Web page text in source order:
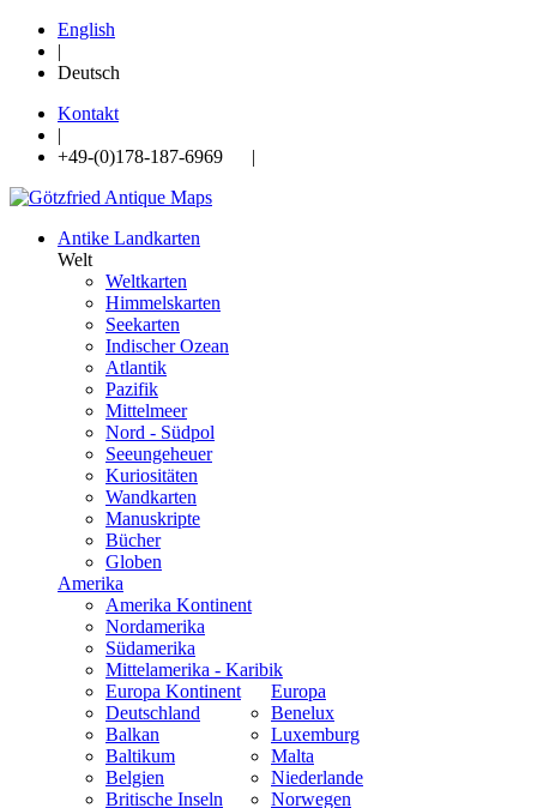
English
|
Deutsch
Kontakt
|
+49-(0)178-187-6969 |
Antike Landkarten
Welt
Weltkarten
Himmelskarten
Seekarten
Indischer Ozean
Atlantik
Pazifik
Mittelmeer
Nord - Südpol
Seeungeheuer
Kuriositäten
Wandkarten
Manuskripte
Bücher
Globen
Amerika
Amerika Kontinent
Nordamerika
Südamerika
Mittelamerika - Karibik
Europa
Europa Kontinent
Deutschland
Balkan
Baltikum
Belgien
Britische Inseln
Benelux
Luxemburg
Malta
Niederlande
Norwegen